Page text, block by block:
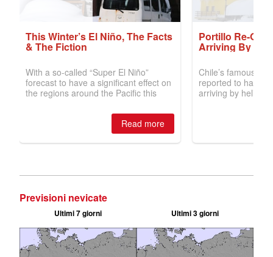
Previsioni nevicate
Ultimi 7 giorni Ultimi 3 giorni